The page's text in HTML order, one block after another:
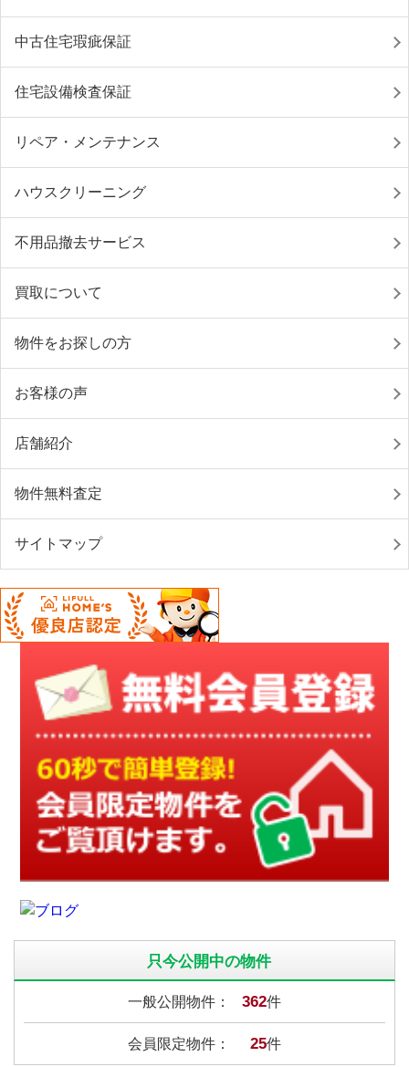
中古住宅瑕疵保証
住宅設備検査保証
リペア・メンテナンス
ハウスクリーニング
不用品撤去サービス
買取について
物件をお探しの方
お客様の声
店舗紹介
物件無料査定
サイトマップ
只今公開中の物件
一般公開物件： 362件
会員限定物件： 25件